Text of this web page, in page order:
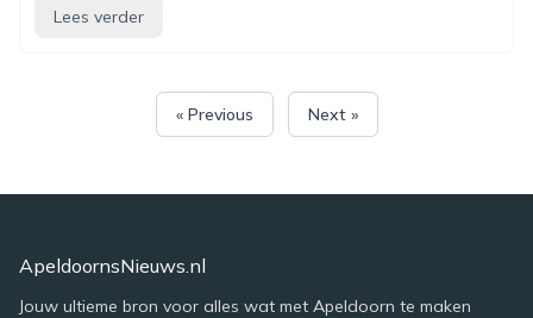
Lees verder
« Previous Next »
ApeldoornsNieuws.nl
Jouw ultieme bron voor alles wat met Apeldoorn te maken